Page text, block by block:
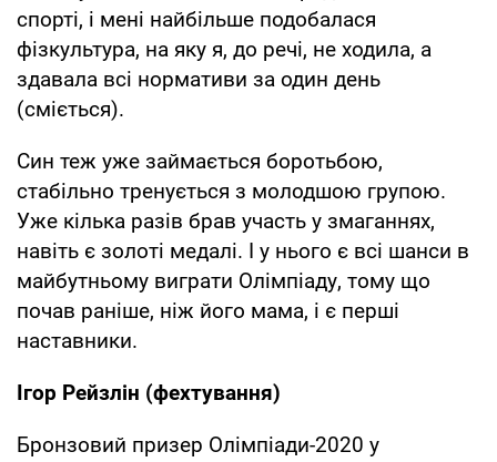
спорті, і мені найбільше подобалася
фізкультура, на яку я, до речі, не ходила, а
здавала всі нормативи за один день
(сміється).
Син теж уже займається боротьбою,
стабільно тренується з молодшою групою.
Уже кілька разів брав участь у змаганнях,
навіть є золоті медалі. І у нього є всі шанси в
майбутньому виграти Олімпіаду, тому що
почав раніше, ніж його мама, і є перші
наставники.
Ігор Рейзлін (фехтування)
Бронзовий призер Олімпіади-2020 у